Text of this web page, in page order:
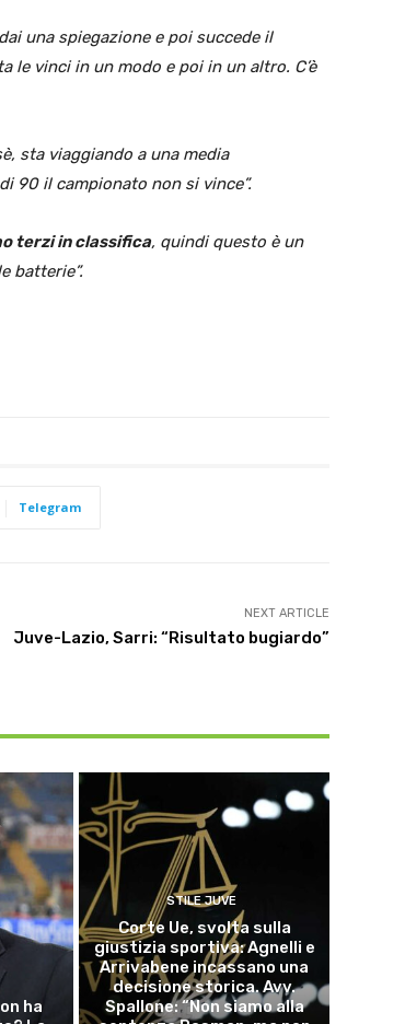
una spiegazione e poi succede il
le vinci in un modo e poi in un altro. C’è
sta viaggiando a una media
90 il campionato non si vince”.
terzi in classifica, quindi questo è un
batterie”.
Telegram
NEXT ARTICLE
Juve-Lazio, Sarri: “Risultato bugiardo”
ha
STILE JUVE
Corte Ue, svolta sulla
giustizia sportiva: Agnelli e
Arrivabene incassano una
decisione storica. Avv.
Spallone: “Non siamo alla